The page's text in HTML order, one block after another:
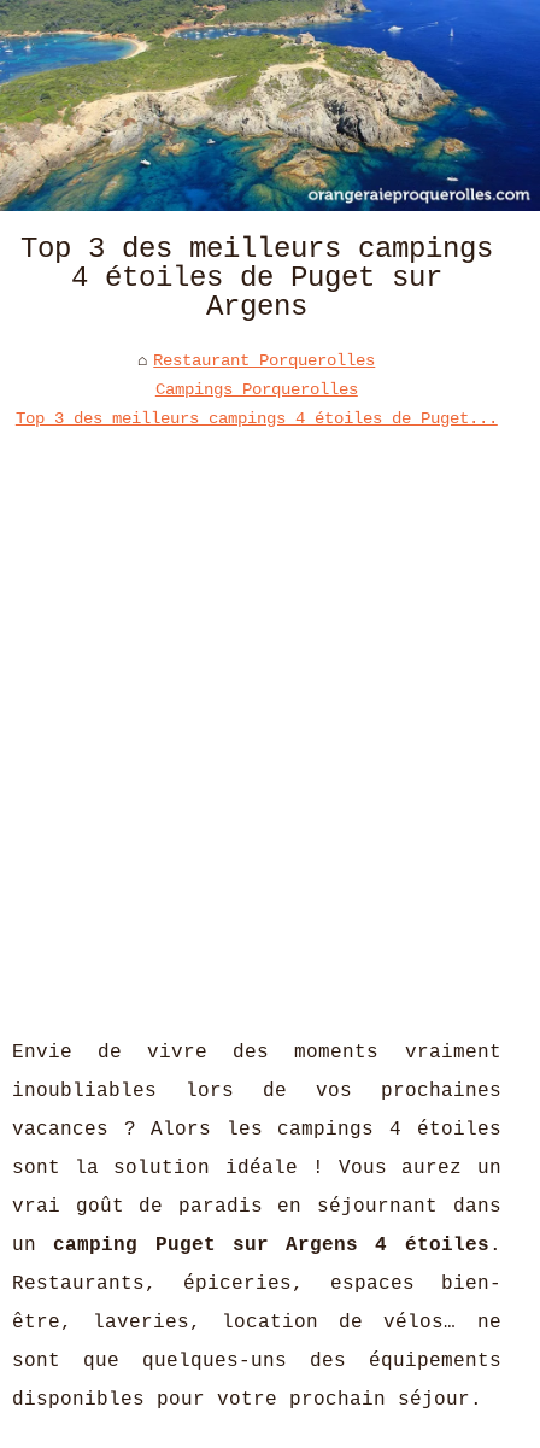
Top 3 des meilleurs campings
4 étoiles de Puget sur
Argens
Restaurant Porquerolles
Campings Porquerolles
Top 3 des meilleurs campings 4 étoiles de Puget...
Envie de vivre des moments vraiment
inoubliables lors de vos prochaines
vacances ? Alors les campings 4 étoiles
sont la solution idéale ! Vous aurez un
vrai goût de paradis en séjournant dans
uncamping Puget sur Argens 4 étoiles .
Restaurants, épiceries, espaces bien-
être, laveries, location de vélos… ne
sont que quelques-uns des équipements
disponibles pour votre prochain séjour.